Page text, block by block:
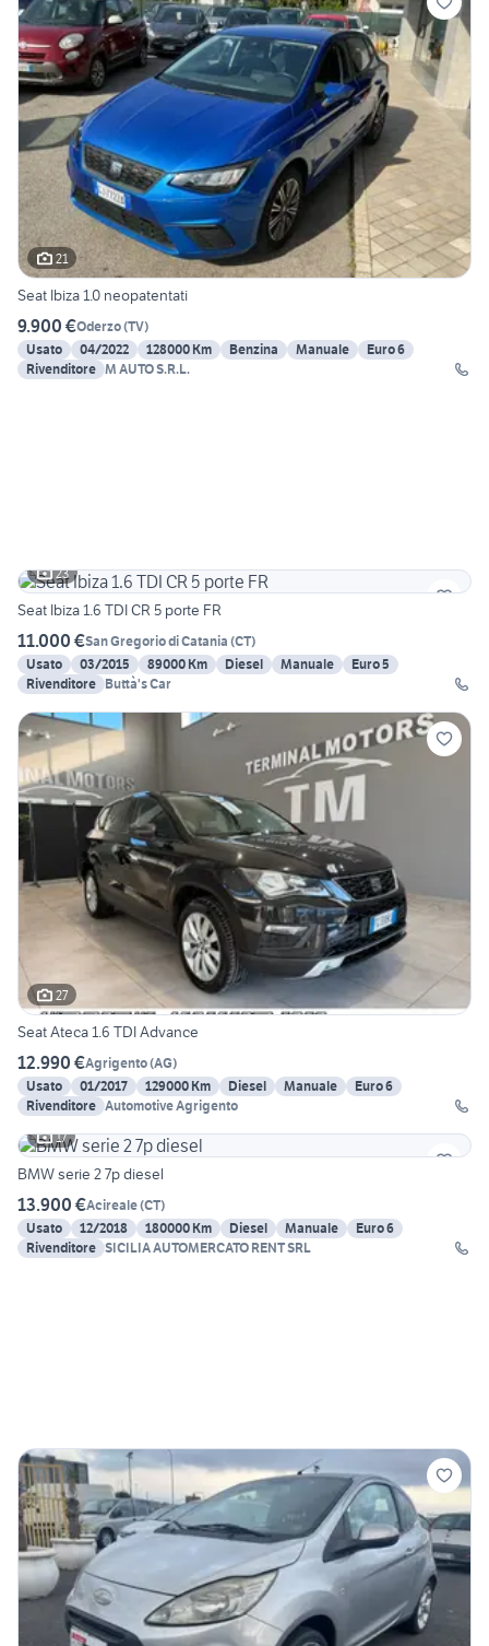
21
Seat Ibiza 1.0 neopatentati
9.900 €Oderzo(TV)
Usato
04/2022 128000 Km Benzina Manuale
Euro 6
Rivenditore M AUTO S.R.L.
23
Seat Ibiza 1.6 TDI CR 5 porte FR
11.000 €San Gregorio di Catania (CT)
Usato
03/2015 89000 Km Diesel Manuale
Euro 5
Rivenditore Buttà's Car
27
Seat Ateca 1.6 TDI Advance
12.990 €Agrigento(AG)
Usato
01/2017 129000 Km Diesel Manuale
Euro 6
Rivenditore Automotive Agrigento
17
BMW serie 2 7p diesel
13.900 €Acireale(CT)
Usato
12/2018 180000 Km Diesel Manuale
Euro 6
Rivenditore SICILIA AUTOMERCATO RENT SRL